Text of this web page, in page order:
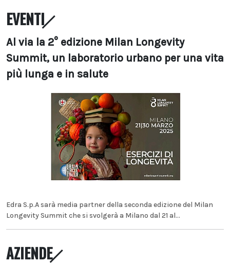
EVENTI
Al via la 2° edizione Milan Longevity
Summit, un laboratorio urbano per una vita
più lunga e in salute
Edra S.p.A sarà media partner della seconda edizione del Milan
Longevity Summit che si svolgerà a Milano dal 21 al...
AZIENDE